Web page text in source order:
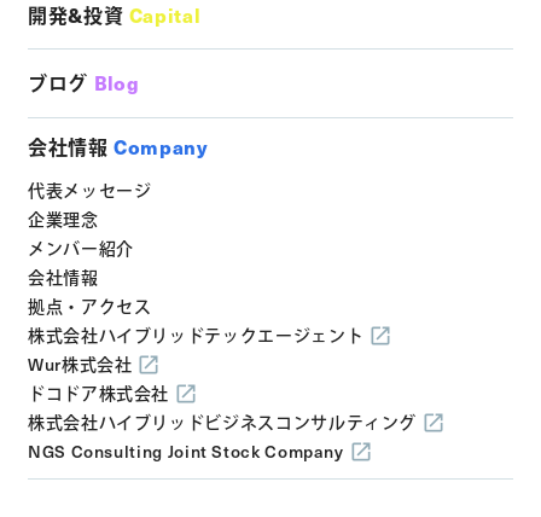
開発&投資 Capital
ブログ Blog
会社情報 Company
代表メッセージ
企業理念
メンバー紹介
会社情報
拠点・アクセス
株式会社ハイブリッドテックエージェント
Wur株式会社
ドコドア株式会社
株式会社ハイブリッドビジネスコンサルティング
NGS Consulting Joint Stock Company